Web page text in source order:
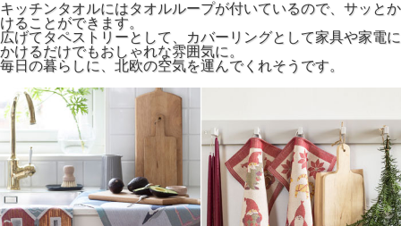
キッチンタオルにはタオルループが付いているので、サッとか
けることができます。
広げてタペストリーとして、カバーリングとして家具や家電に
かけるだけでもおしゃれな雰囲気に。
毎日の暮らしに、北欧の空気を運んでくれそうです。